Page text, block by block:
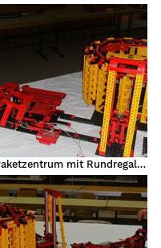
Paketzentrum mit Rundregallager